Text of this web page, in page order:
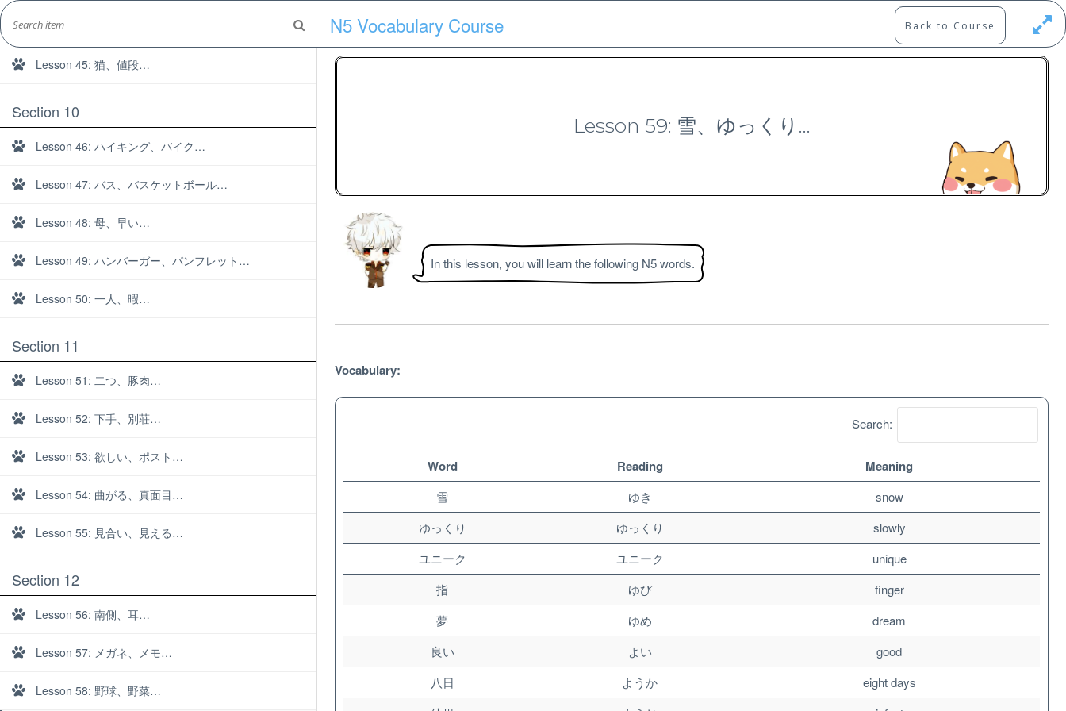
Skip
to
content
Course
Unlock bonus content
N5 Vocabulary Course Back to Course
Lesson 59: 雪、ゆっくり…
In this lesson, you will learn the following N5 words.
Vocabulary:
Search:
Word Reading Meaning
雪 ゆき
snow
ゆっくり
ゆっくり
slowly
ユニーク
ユニーク
unique
指
ゆび
finger
夢
ゆめ
dream
良い
よい
good
八日
ようか
eight days
Lesson 44: 苦手、賑やか…
Lesson 45: 猫、値段…
Section 10
Lesson 46: ハイキング、バイク…
Lesson 47: バス、バスケットボール…
Lesson 48: 母、早い…
Lesson 49: ハンバーガー、パンフレット…
Lesson 50: 一人、暇…
Section 11
Lesson 51: 二つ、豚肉…
Lesson 52: 下手、別荘…
Lesson 53: 欲しい、ポスト…
Lesson 54: 曲がる、真面目…
Lesson 55: 見合い、見える…
Section 12
Lesson 56: 南側、耳…
Lesson 57: メガネ、メモ…
Lesson 58: 野球、野菜…